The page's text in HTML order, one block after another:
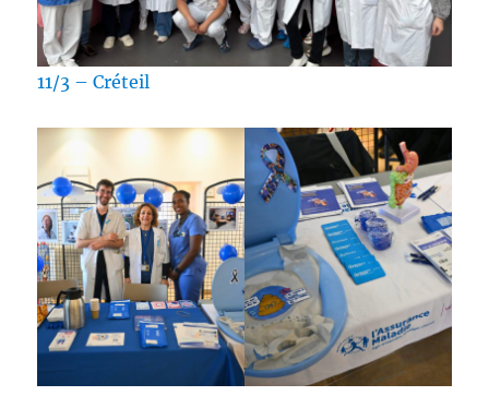
11/3 – Créteil